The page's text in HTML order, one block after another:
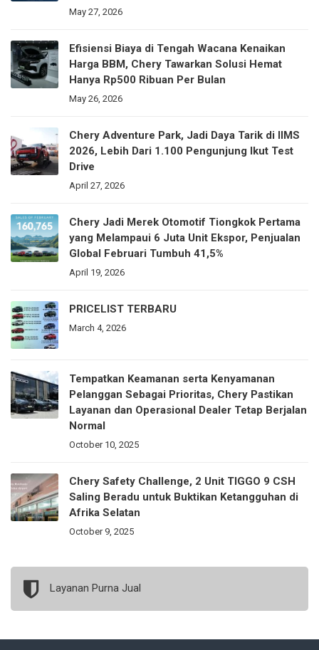
May 27, 2026
Efisiensi Biaya di Tengah Wacana Kenaikan
Harga BBM, Chery Tawarkan Solusi Hemat
Hanya Rp500 Ribuan Per Bulan
May 26, 2026
Chery Adventure Park, Jadi Daya Tarik di IIMS
2026, Lebih Dari 1.100 Pengunjung Ikut Test
Drive
April 27, 2026
Chery Jadi Merek Otomotif Tiongkok Pertama
yang Melampaui 6 Juta Unit Ekspor, Penjualan
Global Februari Tumbuh 41,5%
April 19, 2026
PRICELIST TERBARU
March 4, 2026
Tempatkan Keamanan serta Kenyamanan
Pelanggan Sebagai Prioritas, Chery Pastikan
Layanan dan Operasional Dealer Tetap Berjalan
Normal
October 10, 2025
Chery Safety Challenge, 2 Unit TIGGO 9 CSH
Saling Beradu untuk Buktikan Ketangguhan di
Afrika Selatan
October 9, 2025
Layanan Purna Jual